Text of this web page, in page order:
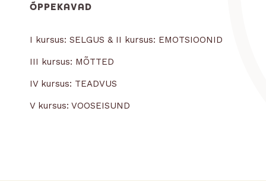
ÕPPEKAVAD
I kursus: SELGUS & II kursus: EMOTSIOONID
III kursus: MÕTTED
IV kursus: TEADVUS
V kursus: VOOSEISUND